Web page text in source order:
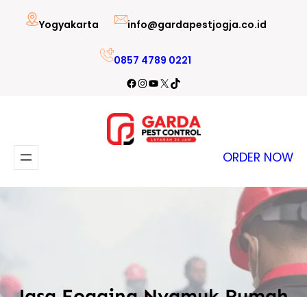
Lewati
Yogyakarta info@gardapestjogja.co.id
0857 4789 0221
Facebook
Instagram
YouTube
X TikTok
ORDER NOW